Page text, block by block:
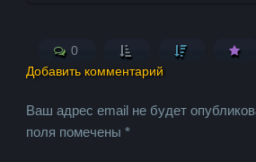
0
Добавить комментарий
Ваш адрес email не будет
поля помечены*